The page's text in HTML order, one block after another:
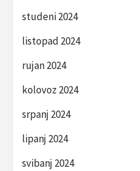
studeni 2024
listopad 2024
rujan 2024
kolovoz 2024
srpanj 2024
lipanj 2024
svibanj 2024